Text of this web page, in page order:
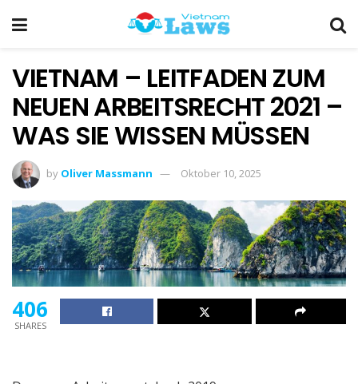
VIETNAM – LEITFADEN ZUM
NEUEN ARBEITSRECHT 2021 –
WAS SIE WISSEN MÜSSEN
by Oliver Massmann Oktober 10, 2025
406
SHARES